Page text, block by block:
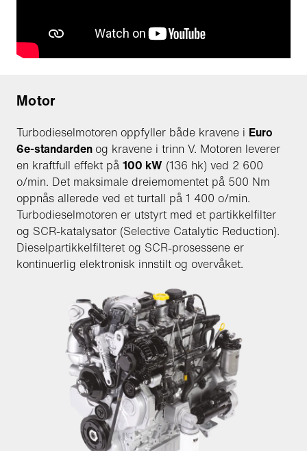
Motor
Turbodieselmotoren oppfyller både kravene i Euro
6e-standardenog kravene i trinn V. Motoren leverer
en kraftfull effekt på 100 kW (136 hk) ved 2 600
o/min. Det maksimale dreiemomentet på 500 Nm
oppnås allerede ved et turtall på 1 400 o/min.
Turbodieselmotoren er utstyrt med et partikkelfilter
og SCR-katalysator (Selective Catalytic Reduction).
Dieselpartikkelfilteret og SCR-prosessene er
kontinuerlig elektronisk innstilt og overvåket.